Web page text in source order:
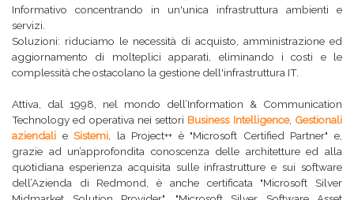
Informativo concentrando in un'unica infrastruttura ambienti e
servizi.
Soluzioni: riduciamo le necessità di acquisto, amministrazione ed
aggiornamento di molteplici apparati, eliminando i costi e le
complessità che ostacolano la gestione dell'infrastruttura IT.
Attiva, dal 1998, nel mondo dell’Information & Communication
Technology ed operativa nei settori Business Intelligence, Gestionali
aziendali eSistemi , la Project++ è "Microsoft Certified Partner" e,
grazie ad un’approfondita conoscenza delle architetture ed alla
quotidiana esperienza acquisita sulle infrastrutture e sui software
dell’Azienda di Redmond, è anche certificata "Microsoft Silver